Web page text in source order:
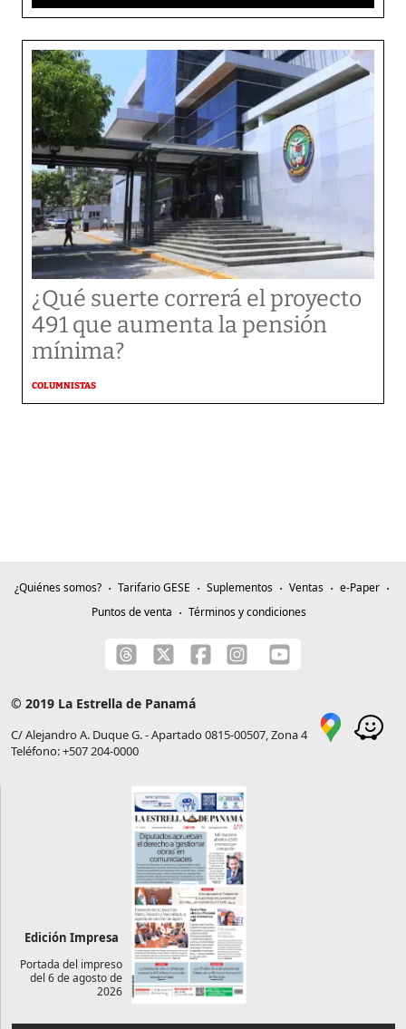
¿Qué suerte correrá el proyecto
491 que aumenta la pensión
mínima?
COLUMNISTAS
¿Quiénes somos? Tarifario GESE Suplementos Ventas
e-Paper
Puntos de venta
Términos y condiciones
© 2019 La Estrella de Panamá
C/ Alejandro A. Duque G. - Apartado 0815-00507, Zona 4
Teléfono: +507 204-0000
Edición Impresa
Portada del impreso
del 6 de agosto de
2026